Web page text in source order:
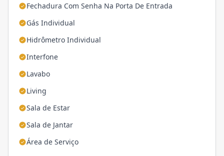
Fechadura Com Senha Na Porta De Entrada
Gás Individual
Hidrômetro Individual
Interfone
Lavabo
Living
Sala de Estar
Sala de Jantar
Área de Serviço